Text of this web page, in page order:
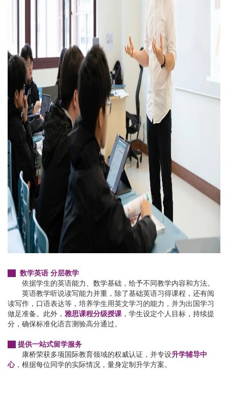
数学英语 分层教学
依据学生的英语能力、数学基础，给予不同教学内容和方法。
英语教学听说读写能力并重，除了基础英语习得课程，还有阅
读写作，口语表达等，培养学生用英文学习的能力，并为出国学习
做足准备。此外， 雅思课程分级授课 ，学生设定个人目标，持续提
分，确保标准化语言测验高分通过。
提供一站式留学服务
康桥荣获多项国际教育领域的权威认证，并专设升学辅导中
心，根据每位同学的实际情况，量身定制升学方案。